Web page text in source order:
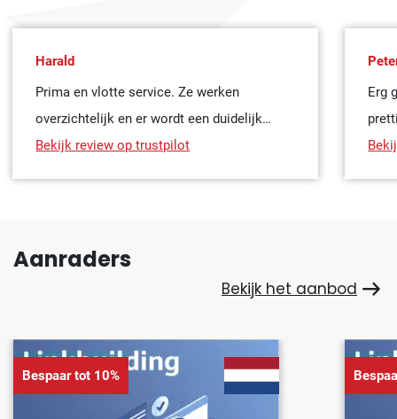
Harald
Prima en vlotte service. Ze werken
overzichtelijk en er wordt een duidelijk
overzicht gemaakt wat er gedaan is. 2 de
Bekijk review op trustpilot
Erg
Aanraders
Bekijk het aanbod
Bespaar tot 10%